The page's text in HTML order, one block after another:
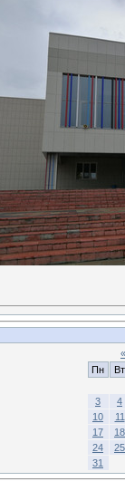
«
Пн
Вт
3
4
10
11
17
18
24
25
31